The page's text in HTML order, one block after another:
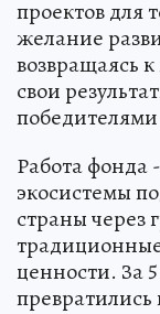
проектов для
желание
возвращаясь
свои
Работа фонда
экосистемы
страны через
ценности. За
превратились